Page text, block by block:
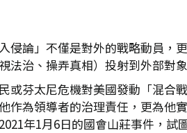
侵論」不僅是對外的戰略動員
法治、操弄真相）投射到外部對
或芬太尼危機對美國發動「混
作為領導者的治理責任，更為
年1月6日的國會山莊事件，試